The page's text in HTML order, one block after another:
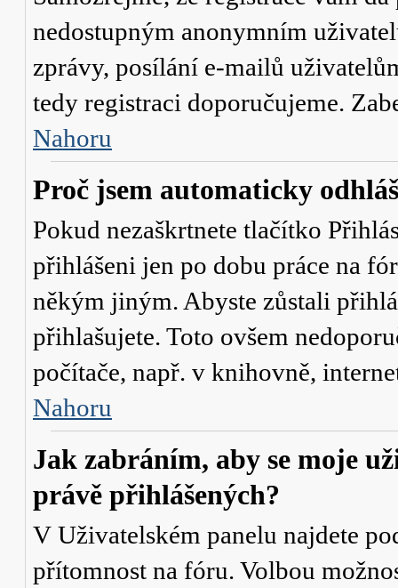
nedostupným anonymním
zprávy, posílání e-mailů
tedy registraci doporučujeme.
Nahoru
Proč jsem automaticky
Pokud nezaškrtnete tlačítko
přihlášeni jen po dobu práce na
někým jiným. Abyste zůstali
přihlašujete. Toto ovšem
počítače, např. v knihovně,
Nahoru
Jak zabráním, aby se moje
právě přihlášených?
V Uživatelském panelu najdete
přítomnost na fóru. Volbou